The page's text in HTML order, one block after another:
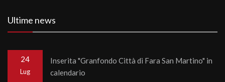
Ultime news
24
Lug
Inserita "Granfondo Città di Fara San Martino" in
calendario